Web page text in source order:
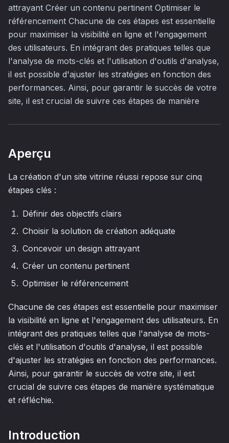
attrayant Créer un contenu pertinent Optimiser le
référencement Chacune de ces étapes est essentielle
pour maximiser la visibilité en ligne et l'engagement
des utilisateurs. En intégrant des pratiques telles que
l'analyse de mots-clés et l'utilisation d'outils d'analyse,
il est possible d'ajuster les stratégies en fonction des
performances. Ainsi, pour garantir le succès de votre
site, il est crucial de suivre ces étapes de manière
Aperçu
La création d'un site vitrine réussi repose sur cinq
étapes clés :
Définir des objectifs clairs
Choisir la solution de création adéquate
Concevoir un design attrayant
Créer un contenu pertinent
Optimiser le référencement
Chacune de ces étapes est essentielle pour maximiser
la visibilité en ligne et l'engagement des utilisateurs. En
intégrant des pratiques telles que l'analyse de mots-
clés et l'utilisation d'outils d'analyse, il est possible
d'ajuster les stratégies en fonction des performances.
Ainsi, pour garantir le succès de votre site, il est
crucial de suivre ces étapes de manière systématique
et réfléchie.
Introduction